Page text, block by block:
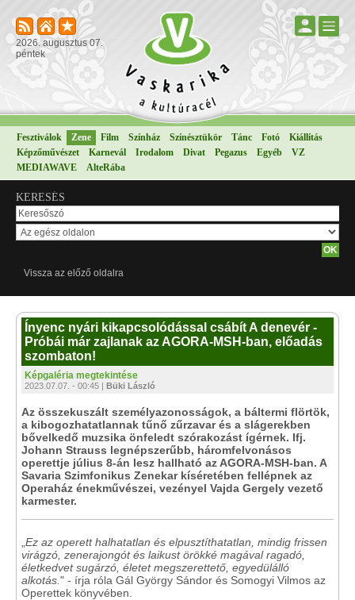
2026. augusztus 07.
péntek
Fesztiválok Zene Film Színház Színésztükör Tánc Fotó
Kiállítás
Képzőművészet
Karnevál Irodalom Divat Pegazus Egyéb
VZ
MEDIAWAVE
AlteRába
KERESÉS
Vissza az előző oldalra
Ínyenc nyári kikapcsolódással csábít A denevér -
Próbái már zajlanak az AGORA-MSH-ban, előadás
szombaton!
Képgaléria megtekintése
2023.07.07. - 00:45 | Büki László
Az összekuszált személyazonosságok, a báltermi flörtök,
a kibogozhatatlannak tűnő zűrzavar és a slágerekben
bővelkedő muzsika önfeledt szórakozást ígérnek. Ifj.
Johann Strauss legnépszerűbb, háromfelvonásos
operettje július 8-án lesz hallható az AGORA-MSH-ban. A
Savaria Szimfonikus Zenekar kíséretében fellépnek az
Operaház énekművészei, vezényel Vajda Gergely vezető
karmester.
Ez az operett halhatatlan és elpusztíthatatlan, mindig frissen
virágzó, zenerajongót és laikust örökké magával ragadó,
életkedvet sugárzó, életet megszerettető, egyedülálló
alkotás. " - írja róla Gál György Sándor és Somogyi Vilmos az
Operettek könyvében.